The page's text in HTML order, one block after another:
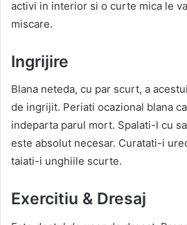
activi in interior si o curte mica le
miscare.
Ingrijire
Blana neteda, cu par scurt, a
de ingrijit. Periati ocazional blana
indeparta parul mort. Spalati-l cu
este absolut necesar. Curatati-i
taiati-i unghiile scurte.
Exercitiu & Dresaj